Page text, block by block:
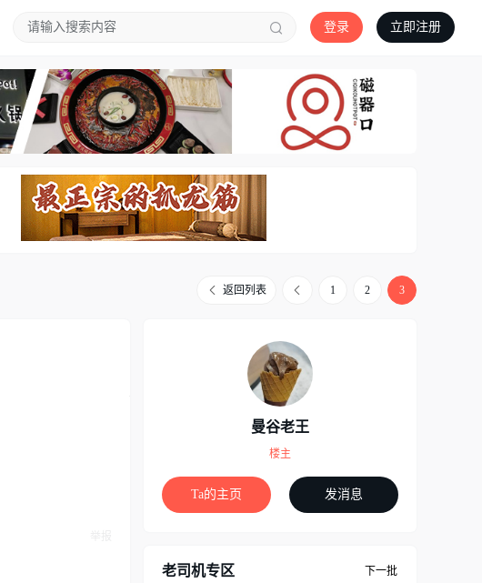
登录 立即注册
1 2 3
返回列表
曼谷老王
楼主
Ta的主页 发消息
老司机专区 下一批